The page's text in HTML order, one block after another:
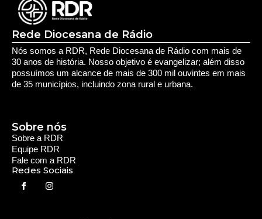
Rede Diocesana de Rádio
Nós somos a RDR, Rede Diocesana de Rádio com mais de
30 anos de história. Nosso objetivo é evangelizar; além disso
possuímos um alcance de mais de 300 mil ouvintes em mais
de 35 municípios, incluindo zona rural e urbana.
Sobre a RDR
Equipe RDR
Fale com a RDR
Redes Sociais
Sobre nós